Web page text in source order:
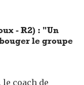
- R2) : "Un
le groupe
coach de